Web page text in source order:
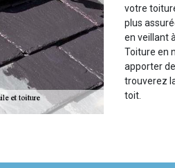
votre
plus
en veillant
Toiture en
apporter
trouverez
toit.